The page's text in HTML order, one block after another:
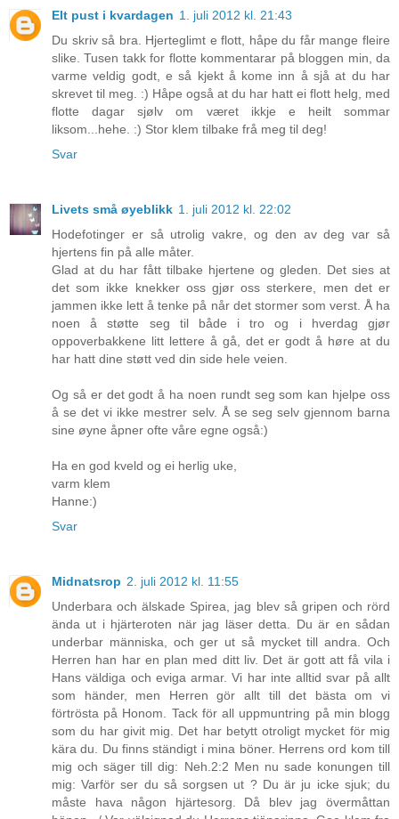
EIt pust i kvardagen 1. juli 2012 kl. 21:43
Du skriv så bra. Hjerteglimt e flott, håpe du får mange fleire
slike. Tusen takk for flotte kommentarar på bloggen min, da
varme veldig godt, e så kjekt å kome inn å sjå at du har
skrevet til meg. :) Håpe også at du har hatt ei flott helg, med
flotte dagar sjølv om været ikkje e heilt sommar
liksom...hehe. :) Stor klem tilbake frå meg til deg!
Svar
Livets små øyeblikk 1. juli 2012 kl. 22:02
Hodefotinger er så utrolig vakre, og den av deg var så
hjertens fin på alle måter.
Glad at du har fått tilbake hjertene og gleden. Det sies at
det som ikke knekker oss gjør oss sterkere, men det er
jammen ikke lett å tenke på når det stormer som verst. Å ha
noen å støtte seg til både i tro og i hverdag gjør
oppoverbakkene litt lettere å gå, det er godt å høre at du
har hatt dine støtt ved din side hele veien.
Og så er det godt å ha noen rundt seg som kan hjelpe oss
å se det vi ikke mestrer selv. Å se seg selv gjennom barna
sine øyne åpner ofte våre egne også:)
Ha en god kveld og ei herlig uke,
varm klem
Hanne:)
Svar
Midnatsrop 2. juli 2012 kl. 11:55
Underbara och älskade Spirea, jag blev så gripen och rörd
ända ut i hjärteroten när jag läser detta. Du är en sådan
underbar människa, och ger ut så mycket till andra. Och
Herren han har en plan med ditt liv. Det är gott att få vila i
Hans väldiga och eviga armar. Vi har inte alltid svar på allt
som händer, men Herren gör allt till det bästa om vi
förtrösta på Honom. Tack för all uppmuntring på min blogg
som du har givit mig. Det har betytt otroligt mycket för mig
kära du. Du finns ständigt i mina böner. Herrens ord kom till
mig och säger till dig: Neh.2:2 Men nu sade konungen till
mig: Varför ser du så sorgsen ut ? Du är ju icke sjuk; du
måste hava någon hjärtesorg. Då blev jag övermåttan